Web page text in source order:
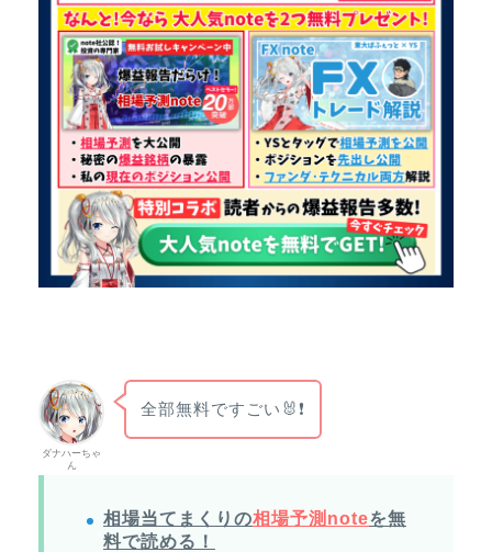
ダナハーちゃ
ん
全部無料ですごい🐰❗
相場当てまくりの相場予測noteを無
料で読める！